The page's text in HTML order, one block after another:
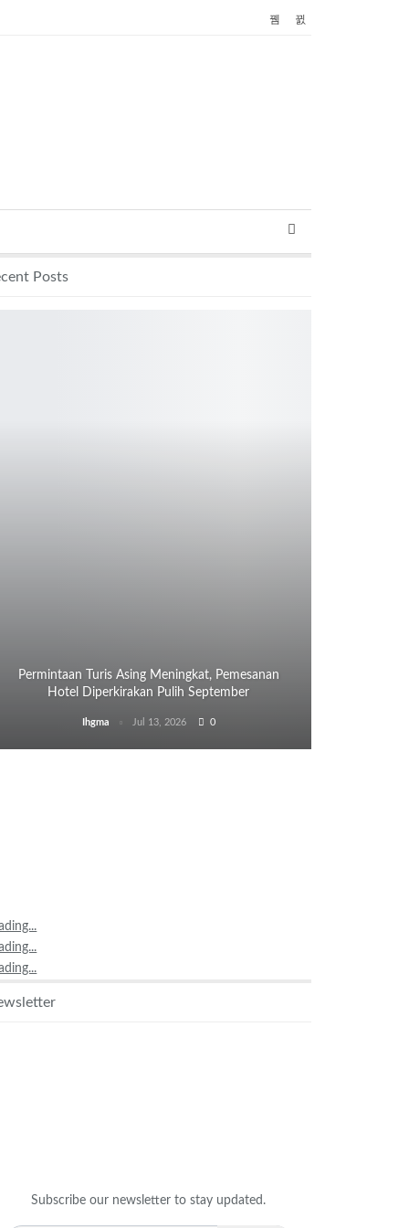
Posts
Permintaan Turis Asing Meningkat, Pemesanan
Hotel Diperkirakan Pulih September
Ihgma Jul 13, 2026 0
Subscribe our newsletter to stay updated.